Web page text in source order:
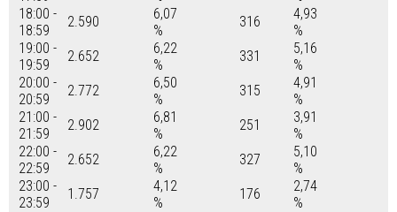
18:00 -
18:59
2.590
6,07
%
316
4,93
%
19:00 -
19:59
2.652
6,22
%
331
5,16
%
20:00 -
20:59
2.772
6,50
%
315
4,91
%
21:00 -
21:59
2.902
6,81
%
251
3,91
%
22:00 -
22:59
2.652
6,22
%
327
5,10
%
23:00 -
23:59
1.757
4,12
%
176
2,74
%